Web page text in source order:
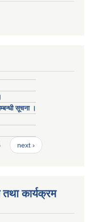
सूचना ।
next ›
तथा कार्यक्रम